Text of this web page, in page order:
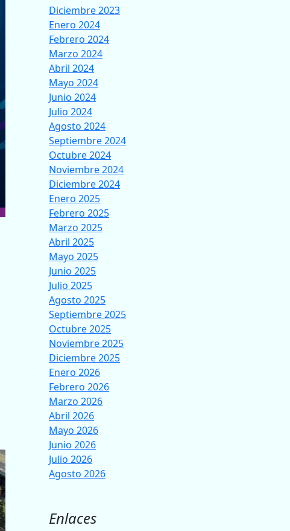
Diciembre 2023
Enero 2024
Febrero 2024
Marzo 2024
Abril 2024
Mayo 2024
Junio 2024
Julio 2024
Agosto 2024
Septiembre 2024
Octubre 2024
Noviembre 2024
Diciembre 2024
Enero 2025
Febrero 2025
Marzo 2025
Abril 2025
Mayo 2025
Junio 2025
Julio 2025
Agosto 2025
Septiembre 2025
Octubre 2025
Noviembre 2025
Diciembre 2025
Enero 2026
Febrero 2026
Marzo 2026
Abril 2026
Mayo 2026
Junio 2026
Julio 2026
Agosto 2026
Enlaces